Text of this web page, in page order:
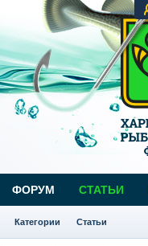
ФОРУМ СТАТЬИ
Категории Статьи